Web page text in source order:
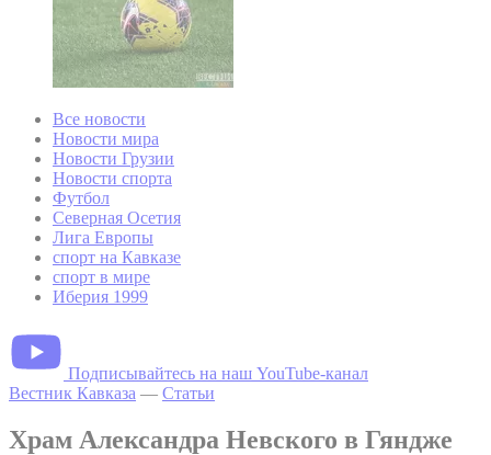
Все новости
Новости мира
Новости Грузии
Новости спорта
Футбол
Северная Осетия
Лига Европы
спорт на Кавказе
спорт в мире
Иберия 1999
Подписывайтесь на наш YouTube-канал
Вестник Кавказа — Статьи
Храм Александра Невского в Гяндже